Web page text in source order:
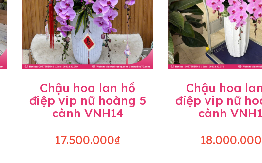
Chậu hoa lan hồ
điệp vip nữ hoàng 5
cành VNH14
17.500.000₫
Chậu hoa
điệp vip nữ
cành